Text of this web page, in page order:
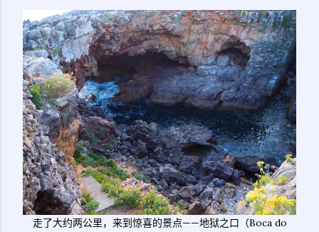
走了大约两公里，来到惊喜的景点——地狱之口（Boca do